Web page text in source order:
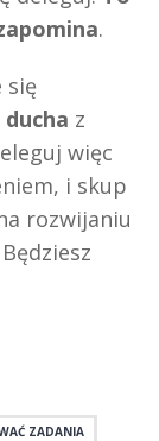
.
się
z
więc
i skup
rozwijaniu
ZADANIA